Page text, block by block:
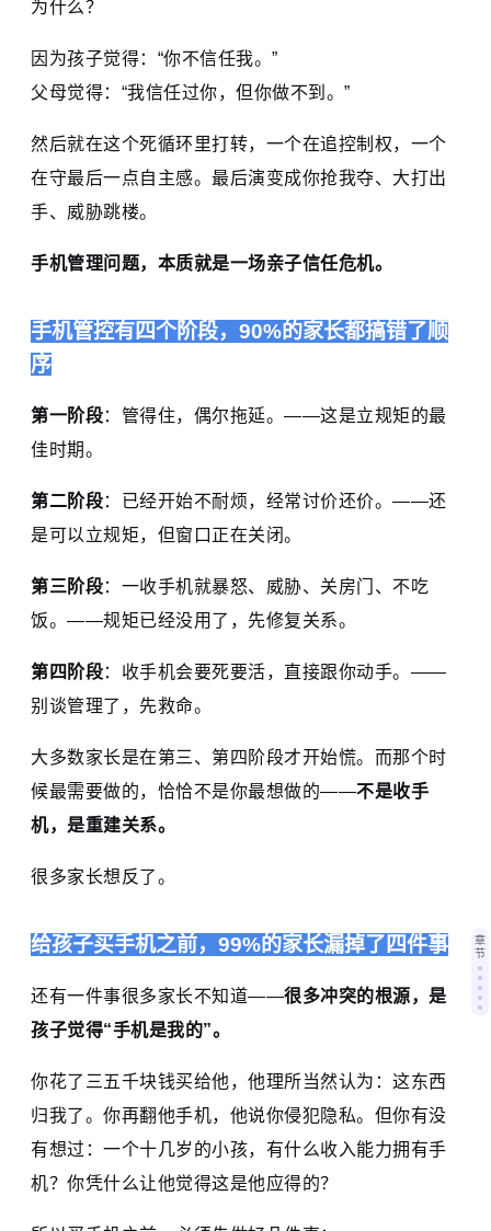
为什么？
因为孩子觉得：“你不信任我。”
父母觉得：“我信任过你，但你做不到。”
然后就在这个死循环里打转，一个在追控制权，一个
在守最后一点自主感。最后演变成你抢我夺、大打出
手、威胁跳楼。
手机管理问题，本质就是一场亲子信任危机。
手机管控有四个阶段，90%的家长都搞错了顺
序
第一阶段：管得住，偶尔拖延。——这是立规矩的最
佳时期。
第二阶段：已经开始不耐烦，经常讨价还价。——还
是可以立规矩，但窗口正在关闭。
第三阶段：一收手机就暴怒、威胁、关房门、不吃
饭。——规矩已经没用了，先修复关系。
第四阶段：收手机会要死要活，直接跟你动手。——
别谈管理了，先救命。
大多数家长是在第三、第四阶段才开始慌。而那个时
候最需要做的，恰恰不是你最想做的——不是收手
机，是重建关系。
很多家长想反了。
给孩子买手机之前，99%的家长漏掉了四件事
还有一件事很多家长不知道——很多冲突的根源，是
孩子觉得“手机是我的”。
你花了三五千块钱买给他，他理所当然认为：这东西
归我了。你再翻他手机，他说你侵犯隐私。但你有没
有想过：一个十几岁的小孩，有什么收入能力拥有手
机？你凭什么让他觉得这是他应得的？
章
节